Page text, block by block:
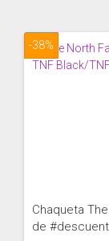
-38%
Chaqueta
de